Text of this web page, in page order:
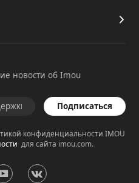
новости об Imou
Подписаться
конфиденциальности IMOU
для сайта imou.com.